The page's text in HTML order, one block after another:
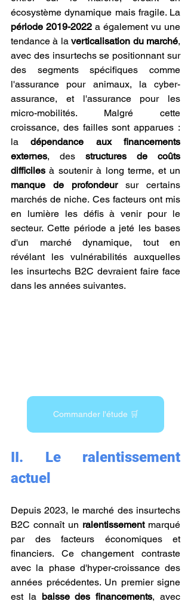
période 2019-2022 a également vu une
tendance à la verticalisation du marché,
avec des insurtechs se positionnant sur
des segments spécifiques comme
l'assurance pour animaux, la cyber-
assurance, et l'assurance pour les
micro-mobilités. Malgré cette
croissance, des failles sont apparues :
la dépendance aux financements
externes, des structures de coûts
difficiles
manque de profondeur sur certains
marchés de niche. Ces facteurs ont mis
en lumière les défis à venir pour le
secteur. Cette période a jeté les bases
d'un marché dynamique, tout en
révélant les vulnérabilités auxquelles
les insurtechs B2C devraient faire face
dans les années suivantes.
Commander l'étude 🛒
II.
Le ralentissement
actuel
Depuis 2023, le marché des insurtechs
B2C connaît un ralentissement marqué
par des facteurs économiques et
financiers. Ce changement contraste
avec la phase d'hyper-croissance des
années précédentes. Un premier signe
est la baisse des financements, avec